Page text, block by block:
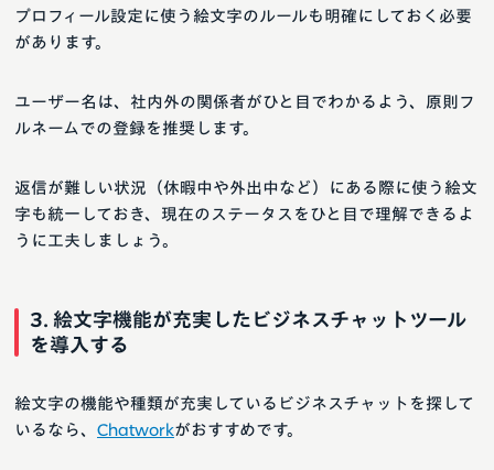
プロフィール設定に使う絵文字のルールも明確にしておく必要
があります。
ユーザー名は、社内外の関係者がひと目でわかるよう、原則フ
ルネームでの登録を推奨します。
返信が難しい状況（休暇中や外出中など）にある際に使う絵文
字も統一しておき、現在のステータスをひと目で理解できるよ
うに工夫しましょう。
3. 絵文字機能が充実したビジネスチャットツール
を導入する
絵文字の機能や種類が充実しているビジネスチャットを探して
いるなら、 Chatworkがおすすめです。